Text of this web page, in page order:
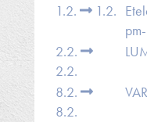
1.2.
1.2.
2.2.
2.2.
8.2.
8.2.